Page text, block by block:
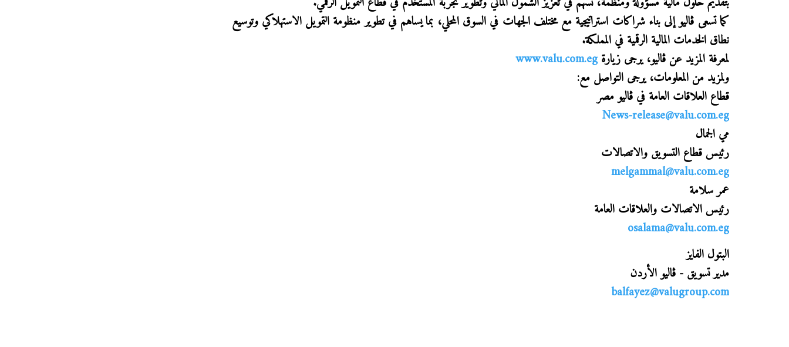
كما تسعى ڤاليو إلى بناء شراكات استراتيجية مع مختلف الجهات في السوق المحلي، بما يساهم في تطوير منظومة التمويل الاستهلاكي وتوسيع
نطاق الخدمات المالية الرقمية في المملكة.
لمعرفة المزيد عن ڤاليو، يرجى زيارةwww.valu.com.eg
ولمزيد من المعلومات، يرجى التواصل مع:
قطاع العلاقات العامة في ڤاليو مصر
News-release@valu.com.eg
مي الجمال
رئيس قطاع التسويق والاتصالات
melgammal@valu.com.eg
عمر سلامة
رئيس الاتصالات والعلاقات العامة
osalama@valu.com.eg
البتول الفايز
مدير تسويق - ڤاليو الأردن
balfayez@valugroup.com